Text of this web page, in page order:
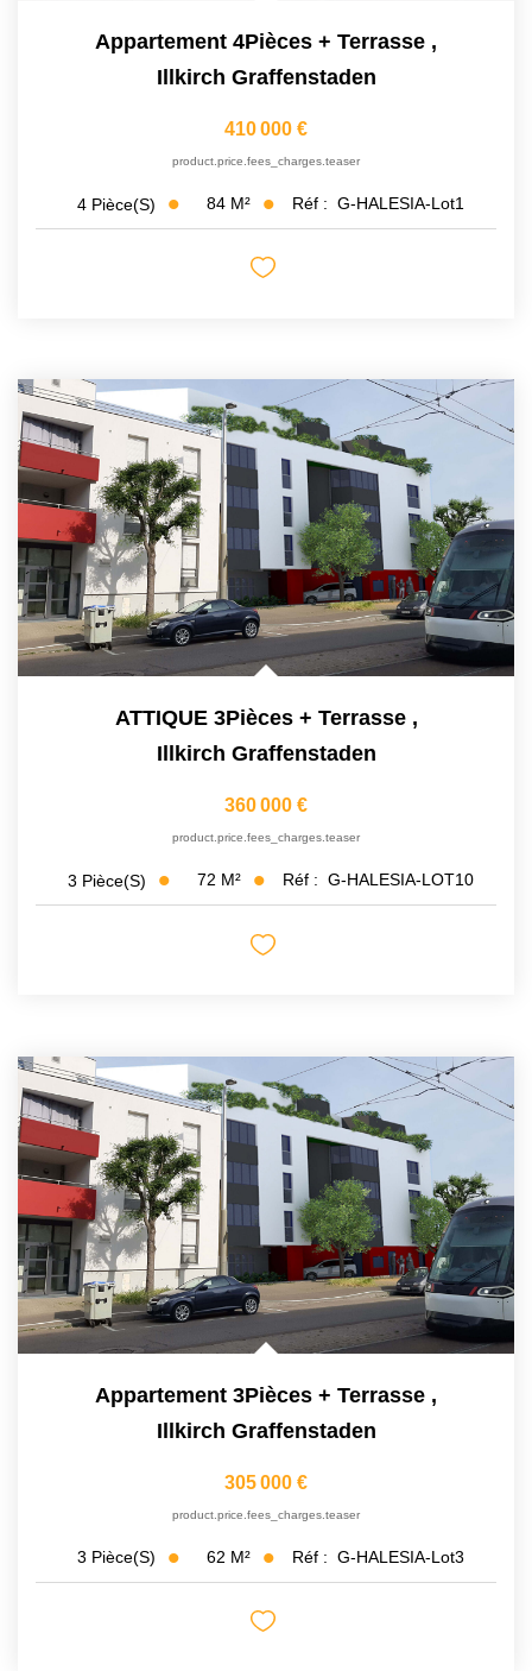
Appartement 4Pièces + Terrasse ,
Illkirch Graffenstaden
410 000 €
product.price.fees_charges.teaser
4 Pièce(s) 84 M² Réf : G-HALESIA-Lot1
ATTIQUE 3Pièces + Terrasse ,
Illkirch Graffenstaden
360 000 €
product.price.fees_charges.teaser
3 Pièce(s) 72 M² Réf : G-HALESIA-LOT10
Appartement 3Pièces + Terrasse ,
Illkirch Graffenstaden
305 000 €
product.price.fees_charges.teaser
3 Pièce(s) 62 M² Réf : G-HALESIA-Lot3